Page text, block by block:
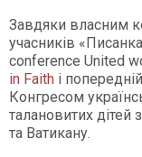
Завдяки власним
учасників
conference United
in Faith і
Конгресом
талановитих
та Ватикану.